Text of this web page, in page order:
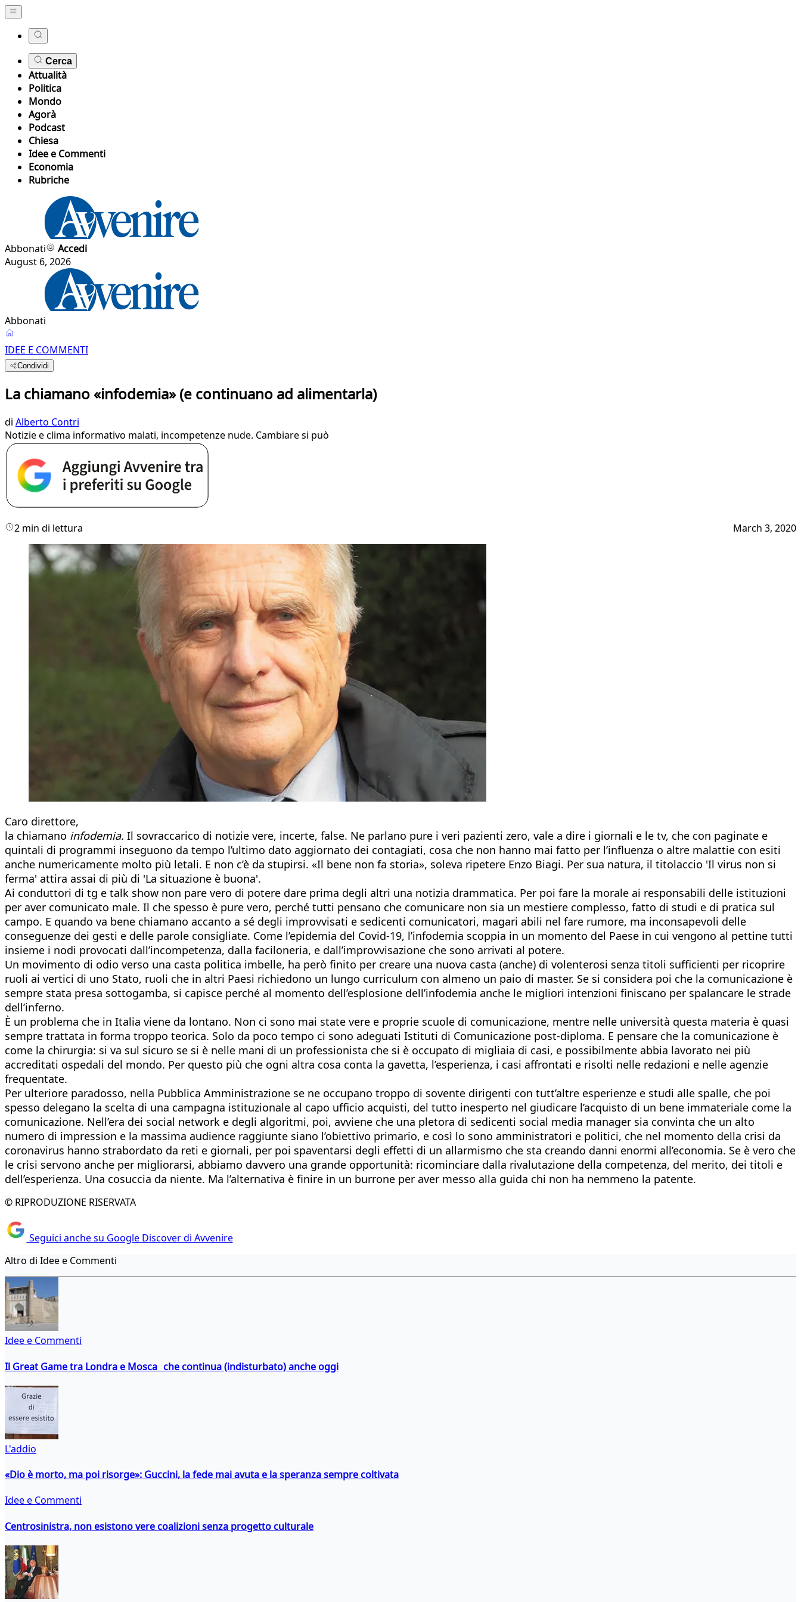
Cerca
Attualità
Politica
Mondo
Agorà
Podcast
Chiesa
Idee e Commenti
Economia
Rubriche
Abbonati
Accedi
August 6, 2026
Abbonati
IDEE E COMMENTI
Condividi
La chiamano «infodemia» (e continuano ad alimentarla)
di Alberto Contri
Notizie e clima informativo malati, incompetenze nude. Cambiare si può
2 min di lettura March 3, 2020
Caro direttore,
la chiamano infodemia. Il sovraccarico di notizie vere, incerte, false. Ne parlano pure i veri pazienti zero, vale a dire i giornali e le tv, che con paginate e
quintali di programmi inseguono da tempo l’ultimo dato aggiornato dei contagiati, cosa che non hanno mai fatto per l’influenza o altre malattie con esiti
anche numericamente molto più letali. E non c’è da stupirsi. «Il bene non fa storia», soleva ripetere Enzo Biagi. Per sua natura, il titolaccio 'Il virus non si
ferma' attira assai di più di 'La situazione è buona'.
Ai conduttori di tg e talk show non pare vero di potere dare prima degli altri una notizia drammatica. Per poi fare la morale ai responsabili delle istituzioni
per aver comunicato male. Il che spesso è pure vero, perché tutti pensano che comunicare non sia un mestiere complesso, fatto di studi e di pratica sul
campo. E quando va bene chiamano accanto a sé degli improvvisati e sedicenti comunicatori, magari abili nel fare rumore, ma inconsapevoli delle
conseguenze dei gesti e delle parole consigliate. Come l’epidemia del Covid-19, l’infodemia scoppia in un momento del Paese in cui vengono al pettine tutti
insieme i nodi provocati dall’incompetenza, dalla faciloneria, e dall’improvvisazione che sono arrivati al potere.
Un movimento di odio verso una casta politica imbelle, ha però finito per creare una nuova casta (anche) di volenterosi senza titoli sufficienti per ricoprire
ruoli ai vertici di uno Stato, ruoli che in altri Paesi richiedono un lungo curriculum con almeno un paio di master. Se si considera poi che la comunicazione è
sempre stata presa sottogamba, si capisce perché al momento dell’esplosione dell’infodemia anche le migliori intenzioni finiscano per spalancare le strade
dell’inferno.
È un problema che in Italia viene da lontano. Non ci sono mai state vere e proprie scuole di comunicazione, mentre nelle università questa materia è quasi
sempre trattata in forma troppo teorica. Solo da poco tempo ci sono adeguati Istituti di Comunicazione post-diploma. E pensare che la comunicazione è
come la chirurgia: si va sul sicuro se si è nelle mani di un professionista che si è occupato di migliaia di casi, e possibilmente abbia lavorato nei più
accreditati ospedali del mondo. Per questo più che ogni altra cosa conta la gavetta, l’esperienza, i casi affrontati e risolti nelle redazioni e nelle agenzie
frequentate.
Per ulteriore paradosso, nella Pubblica Amministrazione se ne occupano troppo di sovente dirigenti con tutt’altre esperienze e studi alle spalle, che poi
spesso delegano la scelta di una campagna istituzionale al capo ufficio acquisti, del tutto inesperto nel giudicare l’acquisto di un bene immateriale come la
comunicazione. Nell’era dei social network e degli algoritmi, poi, avviene che una pletora di sedicenti social media manager sia convinta che un alto
numero di impression e la massima audience raggiunte siano l’obiettivo primario, e così lo sono amministratori e politici, che nel momento della crisi da
coronavirus hanno strabordato da reti e giornali, per poi spaventarsi degli effetti di un allarmismo che sta creando danni enormi all’economia. Se è vero che
le crisi servono anche per migliorarsi, abbiamo davvero una grande opportunità: ricominciare dalla rivalutazione della competenza, del merito, dei titoli e
dell’esperienza. Una cosuccia da niente. Ma l’alternativa è finire in un burrone per aver messo alla guida chi non ha nemmeno la patente.
© RIPRODUZIONE RISERVATA
Seguici anche su Google Discover di Avvenire
Altro di Idee e Commenti
Idee e Commenti
Il Great Game tra Londra e Mosca che continua (indisturbato) anche oggi
L'addio
«Dio è morto, ma poi risorge»: Guccini, la fede mai avuta e la speranza sempre coltivata
Idee e Commenti
Centrosinistra, non esistono vere coalizioni senza progetto culturale